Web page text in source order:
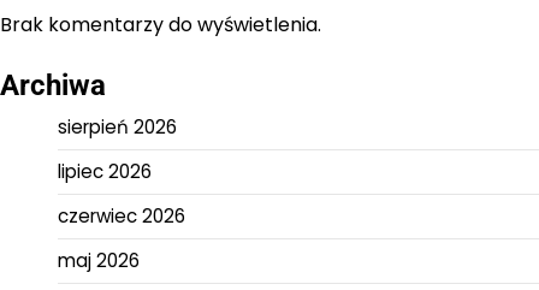
Brak komentarzy do wyświetlenia.
Archiwa
sierpień 2026
lipiec 2026
czerwiec 2026
maj 2026